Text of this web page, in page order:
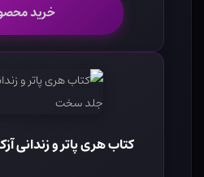
خرید
کتاب هری پاتر و زندانی